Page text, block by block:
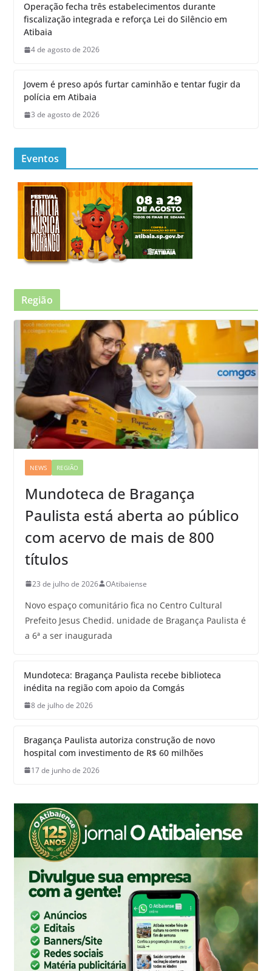
Operação fecha três estabelecimentos durante
fiscalização integrada e reforça Lei do Silêncio em
Atibaia
4 de agosto de 2026
Jovem é preso após furtar caminhão e tentar fugir da
polícia em Atibaia
3 de agosto de 2026
Eventos
Região
NEWS REGIÃO
Mundoteca de Bragança
Paulista está aberta ao público
com acervo de mais de 800
títulos
23 de julho de 2026 OAtibaiense
Novo espaço comunitário fica no Centro Cultural
Prefeito Jesus Chedid. unidade de Bragança Paulista é
a 6ª a ser inaugurada
Mundoteca: Bragança Paulista recebe biblioteca
inédita na região com apoio da Comgás
8 de julho de 2026
Bragança Paulista autoriza construção de novo
hospital com investimento de R$ 60 milhões
17 de junho de 2026